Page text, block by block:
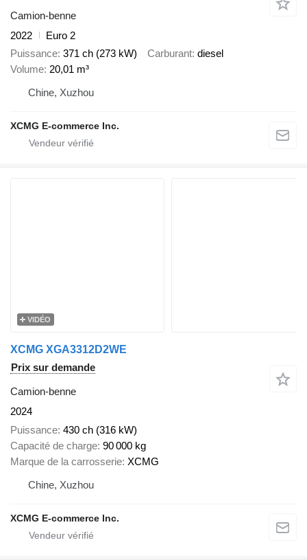
Camion-benne
2022
Euro 2
Puissance 371 ch (273 kW) Carburant diesel
Volume 20,01 m³
Chine, Xuzhou
XCMG E-commerce Inc.
VIDÉO
XCMG XGA3312D2WE
Prix sur demande
Camion-benne
2024
Puissance 430 ch (316 kW)
Capacité de charge 90 000 kg
Marque de la carrosserie XCMG
Chine, Xuzhou
XCMG E-commerce Inc.